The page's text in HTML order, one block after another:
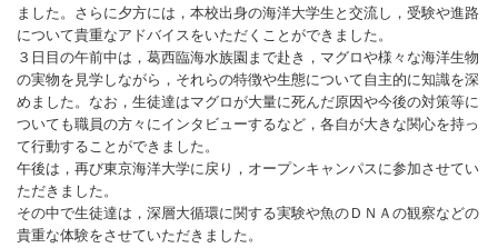
ました。さらに夕方には，本校出身の海洋大学生と交流し，受験や進路
について貴重なアドバイスをいただくことができました。
３日目の午前中は，葛西臨海水族園まで赴き，マグロや様々な海洋生物
の実物を見学しながら，それらの特徴や生態について自主的に知識を深
めました。なお，生徒達はマグロが大量に死んだ原因や今後の対策等に
ついても職員の方々にインタビューするなど，各自が大きな関心を持っ
て行動することができました。
午後は，再び東京海洋大学に戻り，オープンキャンパスに参加させてい
ただきました。
その中で生徒達は，深層大循環に関する実験や魚のＤＮＡの観察などの
貴重な体験をさせていただきました。